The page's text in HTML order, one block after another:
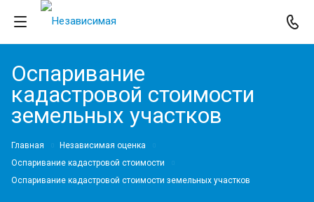
Оспаривание
кадастровой стоимости
земельных участков
Главная
Независимая оценка
Оспаривание кадастровой стоимости
Оспаривание кадастровой стоимости земельных участков